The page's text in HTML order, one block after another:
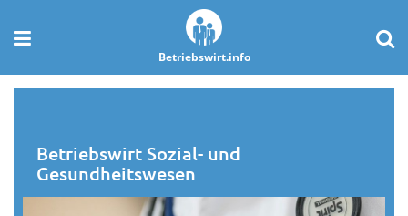
Betriebswirt.info
Betriebswirt Sozial- und
Gesundheitswesen